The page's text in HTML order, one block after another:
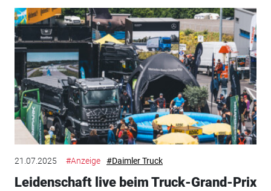
21.07.2025 #Anzeige #Daimler Truck
Leidenschaft live beim Truck-Grand-Prix